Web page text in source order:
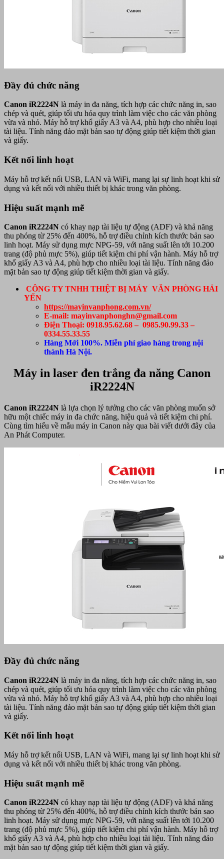
Đầy đủ chức năng
Canon iR2224N là máy in đa năng, tích hợp các chức năng in, sao
chép và quét, giúp tối ưu hóa quy trình làm việc cho các văn phòng
vừa và nhỏ. Máy hỗ trợ khổ giấy A3 và A4, phù hợp cho nhiều loại
tài liệu. Tính năng đảo mặt bản sao tự động giúp tiết kiệm thời gian
và giấy.
Kết nối linh hoạt
Máy hỗ trợ kết nối USB, LAN và WiFi, mang lại sự linh hoạt khi sử
dụng và kết nối với nhiều thiết bị khác trong văn phòng.
Hiệu suất mạnh mẽ
Canon iR2224N có khay nạp tài liệu tự động (ADF) và khả năng
thu phóng từ 25% đến 400%, hỗ trợ điều chỉnh kích thước bản sao
linh hoạt. Máy sử dụng mực NPG-59, với năng suất lên tới 10.200
trang (độ phủ mực 5%), giúp tiết kiệm chi phí vận hành. Máy hỗ trợ
khổ giấy A3 và A4, phù hợp cho nhiều loại tài liệu. Tính năng đảo
mặt bản sao tự động giúp tiết kiệm thời gian và giấy.
CÔNG TY TNHH THIỆT BỊ MÁY VĂN PHÒNG HẢI
YẾN
https://mayinvanphong.com.vn/
E-mail: mayinvanphonghn@gmail.com
Điện Thoại: 0918.95.62.68 – 0985.90.99.33 –
0334.55.33.55
Hàng Mới 100%. Miễn phí giao hàng trong nội
thành Hà Nội.
Máy in laser đen trắng đa năng Canon
iR2224N
Canon iR2224N là lựa chọn lý tưởng cho các văn phòng muốn sở
hữu một chiếc máy in đa chức năng, hiệu quả và tiết kiệm chi phí.
Cùng tìm hiểu về mẫu máy in Canon này qua bài viết dưới đây của
An Phát Computer.
Đầy đủ chức năng
Canon iR2224N là máy in đa năng, tích hợp các chức năng in, sao
chép và quét, giúp tối ưu hóa quy trình làm việc cho các văn phòng
vừa và nhỏ. Máy hỗ trợ khổ giấy A3 và A4, phù hợp cho nhiều loại
tài liệu. Tính năng đảo mặt bản sao tự động giúp tiết kiệm thời gian
và giấy.
Kết nối linh hoạt
Máy hỗ trợ kết nối USB, LAN và WiFi, mang lại sự linh hoạt khi sử
dụng và kết nối với nhiều thiết bị khác trong văn phòng.
Hiệu suất mạnh mẽ
Canon iR2224N có khay nạp tài liệu tự động (ADF) và khả năng
thu phóng từ 25% đến 400%, hỗ trợ điều chỉnh kích thước bản sao
linh hoạt. Máy sử dụng mực NPG-59, với năng suất lên tới 10.200
trang (độ phủ mực 5%), giúp tiết kiệm chi phí vận hành. Máy hỗ trợ
khổ giấy A3 và A4, phù hợp cho nhiều loại tài liệu. Tính năng đảo
mặt bản sao tự động giúp tiết kiệm thời gian và giấy.